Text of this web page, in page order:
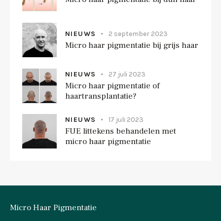
NIEUWS 2 september 2023
Micro haar pigmentatie bij grijs haar
NIEUWS 27 juli 2023
Micro haar pigmentatie of
haartransplantatie?
NIEUWS 17 juli 2023
FUE littekens behandelen met
micro haar pigmentatie
Micro Haar Pigmentatie